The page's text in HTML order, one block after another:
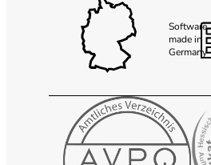
Software
made in
Germany